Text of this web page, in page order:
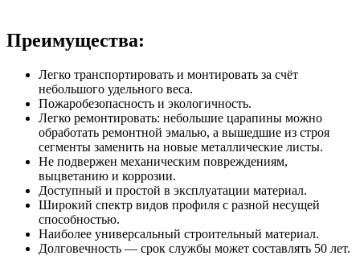
Преимущества:
Легко транспортировать и монтировать за счёт
небольшого удельного веса.
Пожаробезопасность и экологичность.
Легко ремонтировать: небольшие царапины можно
обработать ремонтной эмалью, а вышедшие из строя
сегменты заменить на новые металлические листы.
Не подвержен механическим повреждениям,
выцветанию и коррозии.
Доступный и простой в эксплуатации материал.
Широкий спектр видов профиля с разной несущей
способностью.
Наиболее универсальный строительный материал.
Долговечность — срок службы может составлять 50 лет.